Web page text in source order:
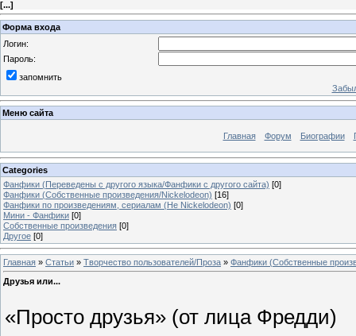
[...]
Форма входа
Логин:
Пароль:
запомнить
Меню сайта
Главная Форум Биографии
Categories
Фанфики (Переведены с другого языка/Фанфики с другого сайта) [0]
Фанфики (Собственные произведения/Nickelodeon) [16]
Фанфики по произведениям, сериалам (Не Nickelodeon) [0]
Мини - Фанфики [0]
Собственные произведения [0]
Другое [0]
Главная » Статьи » Творчество пользователей/Проза » Фанфики (Собственные
Друзья или...
«Просто друзья» (от лица Фредди)